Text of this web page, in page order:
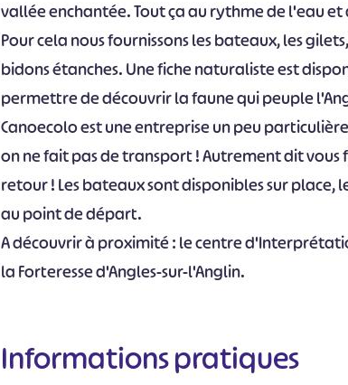
vallée enchantée. Tout ça au rythme de l'eau et
Pour cela nous fournissons les bateaux, les
bidons étanches. Une fiche naturaliste est
permettre de découvrir la faune qui peuple
Canoecolo est une entreprise un peu
on ne fait pas de transport ! Autrement dit vous
retour ! Les bateaux sont disponibles sur place,
au point de départ.
A découvrir à proximité : le centre
la Forteresse d'Angles-sur-l'Anglin.
Informations pratiques